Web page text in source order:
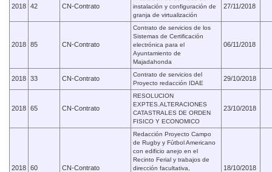
2018 42 CN-Contrato
instalación y configuración de
granja de virtualización
27/11/2018
2018 85 CN-Contrato
Contrato de servicios de los
Sistemas de Certificación
electrónica para el
Ayuntamiento de
Majadahonda
06/11/2018
2018 33 CN-Contrato
Contrato de servicios del
Proyecto redacción IDAE
29/10/2018
2018 65 CN-Contrato
RESOLUCION
EXPTES.ALTERACIONES
CATASTRALES DE ORDEN
FISICO Y ECONOMICO
23/10/2018
2018 60 CN-Contrato
Redacción Proyecto Campo
de Rugby y Fútbol Americano
con edificio anejo en el
Recinto Ferial y trabajos de
dirección facultativa,
18/10/2018